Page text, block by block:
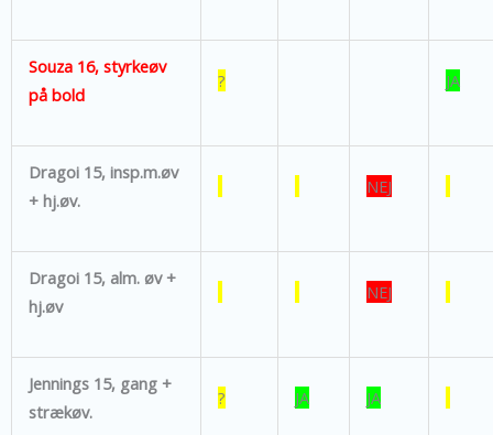
Souza 16, styrkeøv
på bold
? JA
Dragoi 15, insp.m.øv
+ hj.øv.
NEJ
Dragoi 15, alm. øv +
hj.øv
NEJ
Jennings 15, gang +
strækøv.
? JA JA